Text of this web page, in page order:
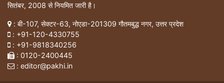
सितंबर, 2008 से नियमित जारी है।
: बी-107, सेक्टर-63, नोएडा-201309 गौतमबुद्ध नगर, उत्तर प्रदेश
: +91-120-4330755
: +91-9818340256
: 0120-2400445
: editor@pakhi.in